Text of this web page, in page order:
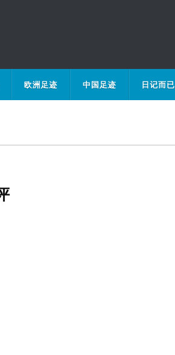
欧洲足迹 中国足迹 日记而已